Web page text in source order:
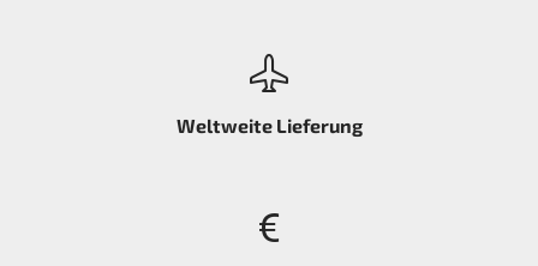
Weltweite Lieferung